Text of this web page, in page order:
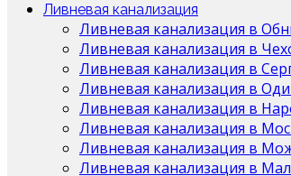
Ливневая канализация
Ливневая канализация в
Ливневая канализация в
Ливневая канализация в
Ливневая канализация в
Ливневая канализация в
Ливневая канализация в
Ливневая канализация в
Ливневая канализация в